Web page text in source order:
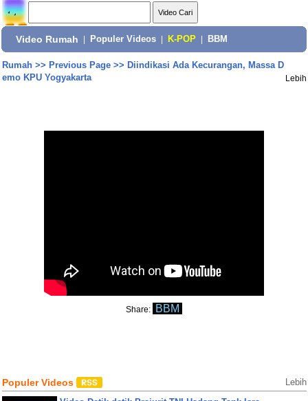
Video Rumah Populer Videos K-POP BBM
Rumah>> Previous Page>> Diindikasi Ada Kecurangan, Massa D
emo KPU Yogyakarta
Lebih
Share: BBM
Populer Videos Lebih